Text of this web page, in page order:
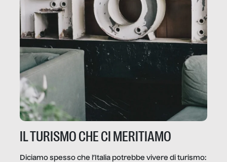
IL TURISMO CHE CI MERITIAMO
Diciamo spesso che l’Italia potrebbe vivere di turismo: